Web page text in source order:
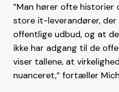
”Man hører ofte historier
store it-leverandører, der
offentlige udbud, og at
ikke har adgang til de
viser tallene, at
nuanceret,” fortæller